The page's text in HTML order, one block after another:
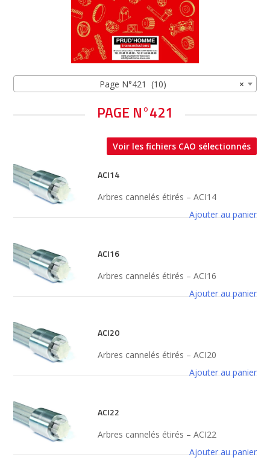
×
Page N°421 (10)
PAGE N°421
Voir les fichiers CAO sélectionnés
ACI14
Arbres cannelés étirés – ACI14
Ajouter au panier
ACI16
Arbres cannelés étirés – ACI16
Ajouter au panier
ACI20
Arbres cannelés étirés – ACI20
Ajouter au panier
ACI22
Arbres cannelés étirés – ACI22
Ajouter au panier